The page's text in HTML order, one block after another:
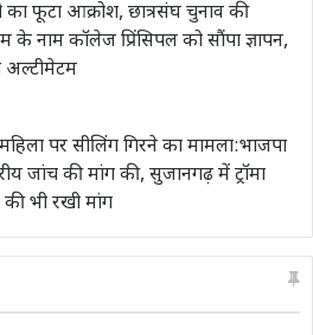
का फूटा आक्रोश, छात्रसंघ चुनाव की
के नाम कॉलेज प्रिंसिपल को सौंपा ज्ञापन,
अल्टीमेटम
पर सीलिंग गिरने का मामला:भाजपा
जांच की मांग की, सुजानगढ़ में ट्रॉमा
भी रखी मांग